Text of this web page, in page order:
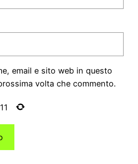
email e sito web in questo
volta che commento.
11